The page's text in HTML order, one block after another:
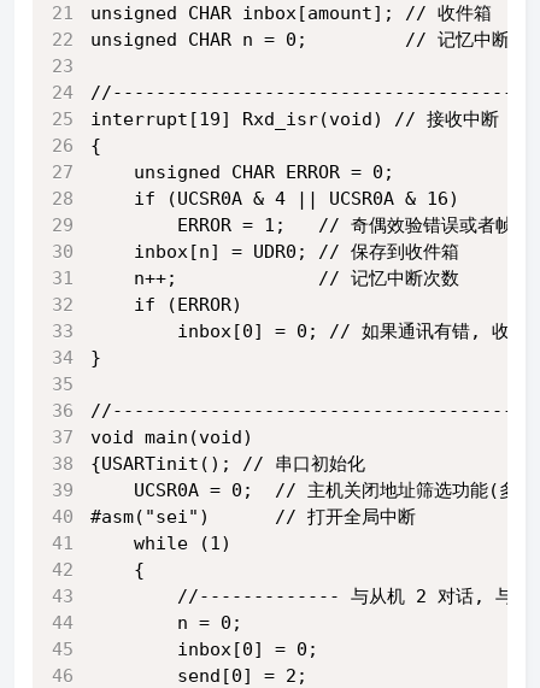
unsigned CHAR inbox[amount]; // 收件箱
unsigned CHAR n = 0;         // 记忆中断次
interrupt[19] Rxd_isr(void) // 接收中断
{
    unsigned CHAR ERROR = 0;
    if (UCSR0A & 4 || UCSR0A & 16)
ERROR = 1;   // 奇偶效验错误或者帧错
    inbox[n] = UDR0; // 保存到收件箱
    n++;             // 记忆中断次数
    if (ERROR)
inbox[0] = 0; // 如果通讯有错, 收件箱
}
void main(void)
{USARTinit(); // 串口初始化
UCSR0A = 0;  // 主机关闭地址筛选功能(多机
#asm("sei")      // 打开全局中断
    while (1)
    {
//------------- 与从机 2 对话, 与其
n = 0;
inbox[0] = 0;
send[0] = 2;